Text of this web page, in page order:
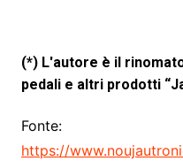
(*)L'autore è il
pedali e altri prodotti
Fonte:
https://